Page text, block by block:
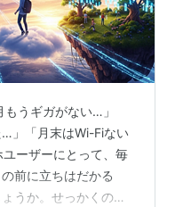
うギガがない…」
…」「月末はWi-Fiない
ーザーにとって、毎
前に立ちはだかる
うか。せっかくのス